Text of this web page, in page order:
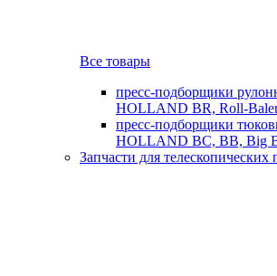
Все товары
пресс-подборщики
HOLLAND BR, Roll-
пресс-подборщики
HOLLAND BC, BB, Big
Запчасти для телескопических